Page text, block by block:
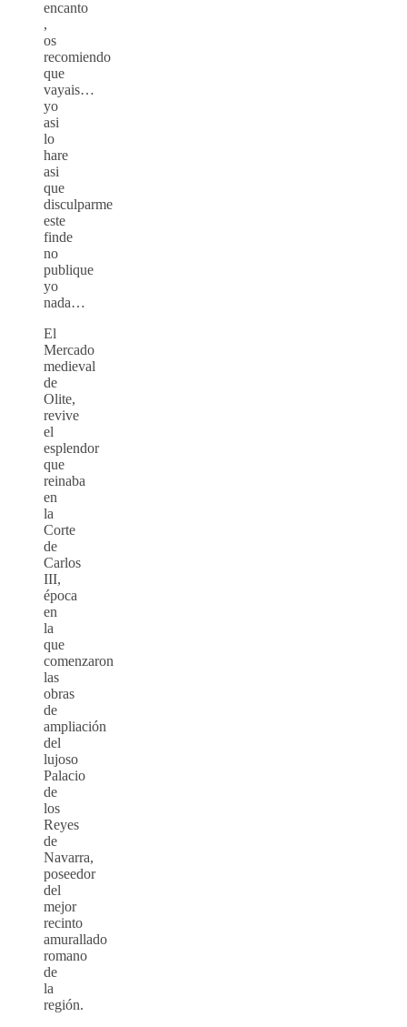
encanto
,
os
recomiendo
que
vayais…
yo
asi
lo
hare
asi
que
disculparme
este
finde
no
publique
yo
nada…
El
Mercado
medieval
de
Olite,
revive
el
esplendor
que
reinaba
en
la
Corte
de
Carlos
III,
época
en
la
que
comenzaron
las
obras
de
ampliación
del
lujoso
Palacio
de
los
Reyes
de
Navarra,
poseedor
del
mejor
recinto
amurallado
romano
de
la
región.